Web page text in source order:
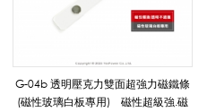
璃
G-04b 透明壓克力雙面超強力磁鐵條
(磁性玻璃白板專用) 磁性超級強.磁